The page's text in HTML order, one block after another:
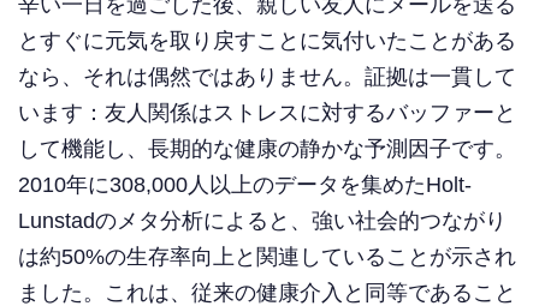
とすぐに元気を取り戻すことに気付いたことがある
なら、それは偶然ではありません。証拠は一貫して
います：友人関係はストレスに対するバッファーと
して機能し、長期的な健康の静かな予測因子です。
2010年に308,000人以上のデータを集めたHolt-
Lunstadのメタ分析によると、強い社会的つながり
は約50%の生存率向上と関連していることが示され
ました。これは、従来の健康介入と同等であること